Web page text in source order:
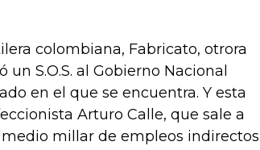
colombiana, Fabricato, otrora
S.O.S. al Gobierno Nacional
en el que se encuentra. Y esta
Arturo Calle, que sale a
millar de empleos indirectos